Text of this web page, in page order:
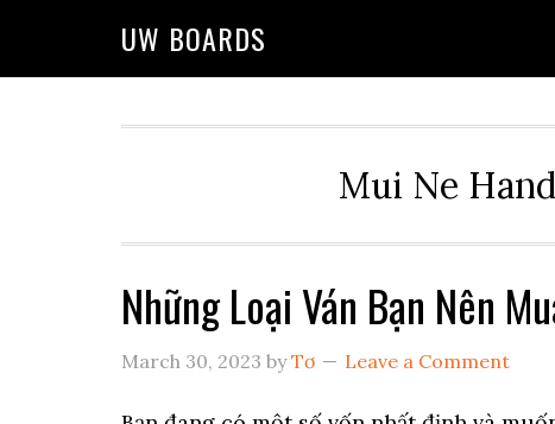
UW BOARDS
Mui Ne
Những Loại Ván Bạn Nên
March 30, 2023 byTơ Leave a Comment